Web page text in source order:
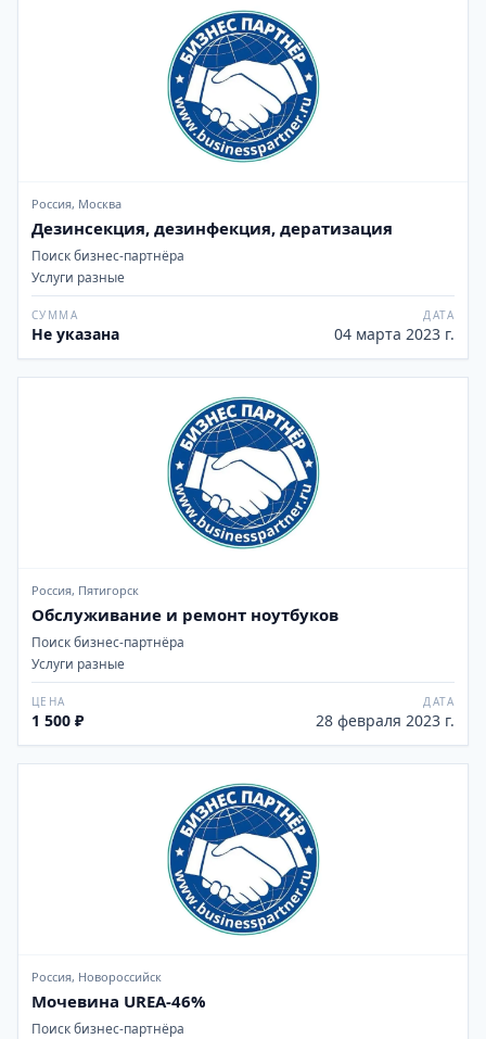
Россия, Москва
Дезинсекция, дезинфекция, дератизация
Поиск бизнес-партнёра
Услуги разные
СУММА
Не указана
ДАТА
04 марта 2023 г.
Россия, Пятигорск
Обслуживание и ремонт ноутбуков
Поиск бизнес-партнёра
Услуги разные
ЦЕНА
1 500 ₽
ДАТА
28 февраля 2023 г.
Россия, Новороссийск
Мочевина UREA-46%
Поиск бизнес-партнёра